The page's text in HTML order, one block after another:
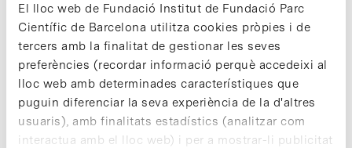
El lloc web de Fundació Institut de Fundació Parc
Científic de Barcelona utilitza cookies pròpies i de
tercers amb la finalitat de gestionar les seves
preferències (recordar informació perquè accedeixi al
lloc web amb determinades característiques que
puguin diferenciar la seva experiència de la d'altres
usuaris), amb finalitats estadístics (analitzar com
interactua amb el lloc web) i per a mostrar-li publicitat
A més dels CLCs, la xarxa d’EIT Health també
inclou clusters regionals agregats–
anomenatsInnoStars– integrats per socis
industrials, acadèmics i proveïdors de serveis de
salut vinculats a set regions de sis països:
Croàcia, Hongria, Polònia, Portugal, Itàlia i Gal·les.
• Notícia relacionada[+info]